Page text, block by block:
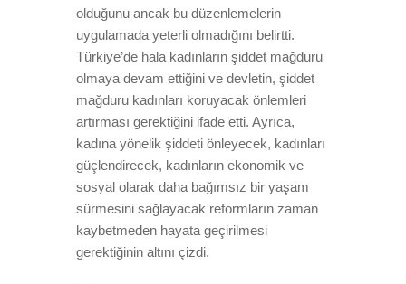
olduğunu ancak bu düzenlemelerin
uygulamada yeterli olmadığını belirtti.
Türkiye’de hala kadınların şiddet mağduru
olmaya devam ettiğini ve devletin, şiddet
mağduru kadınları koruyacak önlemleri
artırması gerektiğini ifade etti. Ayrıca,
kadına yönelik şiddeti önleyecek, kadınları
güçlendirecek, kadınların ekonomik ve
sosyal olarak daha bağımsız bir yaşam
sürmesini sağlayacak reformların zaman
kaybetmeden hayata geçirilmesi
gerektiğinin altını çizdi.